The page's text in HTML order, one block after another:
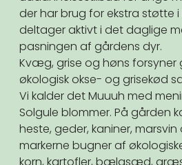
der har brug for ekstra støtte i
deltager aktivt i det daglige
pasningen af gårdens dyr.
Kvæg, grise og høns forsyner
økologisk okse- og grisekød
Vi kalder det Muuuh med
Solgule blommer. På gården
heste, geder, kaniner,
markerne bugner af